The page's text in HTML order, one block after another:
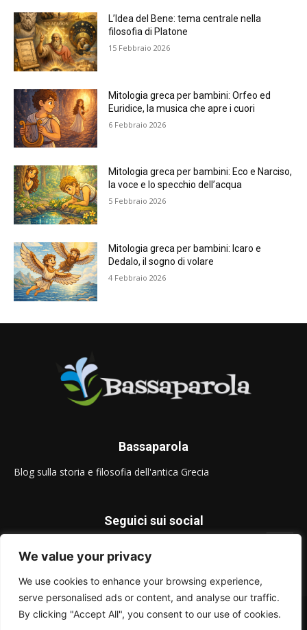
We value your privacy
We use cookies to enhance your browsing experience,
serve personalised ads or content, and analyse our traffic.
By clicking "Accept All", you consent to our use of cookies.
L’Idea del Bene: tema centrale nella
filosofia di Platone
15 Febbraio 2026
Mitologia greca per bambini: Orfeo ed
Euridice, la musica che apre i cuori
6 Febbraio 2026
Mitologia greca per bambini: Eco e Narciso,
la voce e lo specchio dell’acqua
5 Febbraio 2026
Mitologia greca per bambini: Icaro e
Dedalo, il sogno di volare
4 Febbraio 2026
Bassaparola
Blog sulla storia e filosofia dell'antica Grecia
Seguici sui social
© Bassaparola.it 2015-2025